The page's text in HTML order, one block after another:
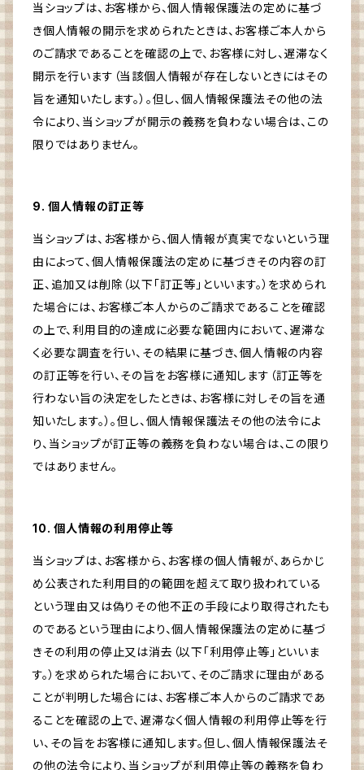
当ショップは、お客様から、個人情報保護法の定めに基づ
き個人情報の開示を求められたときは、お客様ご本人から
のご請求であることを確認の上で、お客様に対し、遅滞なく
開示を行います（当該個人情報が存在しないときにはその
旨を通知いたします。）。但し、個人情報保護法その他の法
令により、当ショップが開示の義務を負わない場合は、この
限りではありません。
9. 個人情報の訂正等
当ショップは、お客様から、個人情報が真実でないという理
由によって、個人情報保護法の定めに基づきその内容の訂
正、追加又は削除（以下「訂正等」といいます。）を求められ
た場合には、お客様ご本人からのご請求であることを確認
の上で、利用目的の達成に必要な範囲内において、遅滞な
く必要な調査を行い、その結果に基づき、個人情報の内容
の訂正等を行い、その旨をお客様に通知します（訂正等を
行わない旨の決定をしたときは、お客様に対しその旨を通
知いたします。）。但し、個人情報保護法その他の法令によ
り、当ショップが訂正等の義務を負わない場合は、この限り
ではありません。
10. 個人情報の利用停止等
当ショップは、お客様から、お客様の個人情報が、あらかじ
め公表された利用目的の範囲を超えて取り扱われている
という理由又は偽りその他不正の手段により取得されたも
のであるという理由により、個人情報保護法の定めに基づ
きその利用の停止又は消去（以下「利用停止等」といいま
す。）を求められた場合において、そのご請求に理由がある
ことが判明した場合には、お客様ご本人からのご請求であ
ることを確認の上で、遅滞なく個人情報の利用停止等を行
い、その旨をお客様に通知します。但し、個人情報保護法そ
の他の法令により、当ショップが利用停止等の義務を負わ